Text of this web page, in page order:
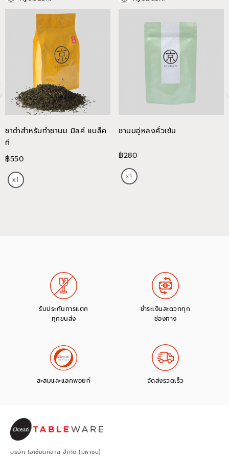
ชาดำสำหรับทำชานม มิลค์ แบล็ค
ที
฿550
ชานมอู่หลงคั่วเข้ม
฿280
รับประกันการแตก
ทุกขนส่ง
ชำระเงินสะดวกทุก
ช่องทาง
สะสมและแลกพอยท์ จัดส่งรวดเร็ว
บริษัท โอเชียนกลาส จำกัด (มหาชน)